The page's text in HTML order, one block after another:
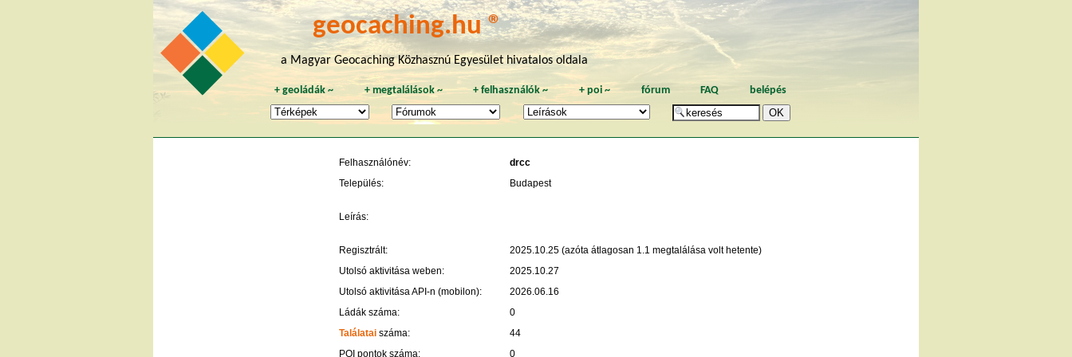
geocaching.hu ®
a Magyar Geocaching Közhasznú Egyesület hivatalos oldala
+geoládák ~ + megtalálások~ +felhasználók~ + poi~ fórum FAQ belépés
Felhasználónév:
drcc
Település:
Budapest
Leírás:
Regisztrált:
2025.10.25 (azóta átlagosan 1.1 megtalálása volt hetente)
Utolsó aktivitása weben:
2025.10.27
Utolsó aktivitása API-n (mobilon):
2026.06.16
Ládák száma:
0
Találatai száma:
44
POI pontok száma:
0